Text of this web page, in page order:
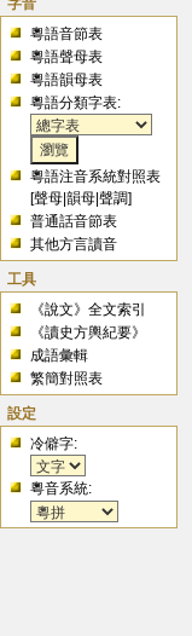
粵語音節表
粵語聲母表
粵語韻母表
粵語分類字表:
粵語注音系統對照表
[聲母 |韻母 |聲調]
普通話音節表
其他方言讀音
工具
《說文》全文索引
《讀史方輿紀要》
成語彙輯
繁簡對照表
設定
冷僻字:
粵音系統: